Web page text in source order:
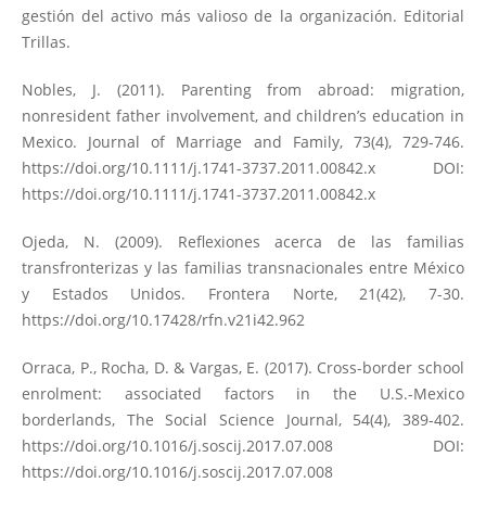
gestión del activo más valioso de la organización. Editorial
Trillas.
Nobles, J. (2011). Parenting from abroad: migration,
nonresident father involvement, and children’s education in
Mexico. Journal of Marriage and Family, 73(4), 729-746.
https://doi.org/10.1111/j.1741-3737.2011.00842.xDOI:
https://doi.org/10.1111/j.1741-3737.2011.00842.x
Ojeda, N. (2009). Reflexiones acerca de las familias
transfronterizas y las familias transnacionales entre México
y Estados Unidos. Frontera Norte, 21(42), 7-30.
https://doi.org/10.17428/rfn.v21i42.962
Orraca, P., Rocha, D. & Vargas, E. (2017). Cross-border school
enrolment: associated factors in the U.S.-Mexico
borderlands, The Social Science Journal, 54(4), 389-402.
https://doi.org/10.1016/j.soscij.2017.07.008DOI:
https://doi.org/10.1016/j.soscij.2017.07.008